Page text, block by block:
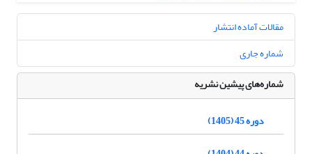
مقالات آماده انتشار
شماره جاری
شماره‌های پیشین نشریه
دوره 45 (1405)